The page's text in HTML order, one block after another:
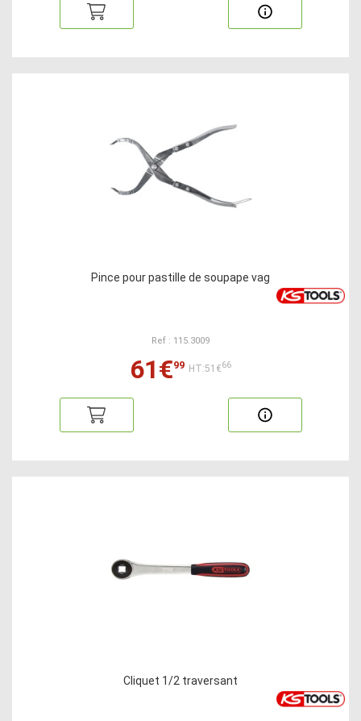
Pince pour pastille de soupape vag
Ref : 115.3009
61€99 HT:51€66
Cliquet 1/2 traversant